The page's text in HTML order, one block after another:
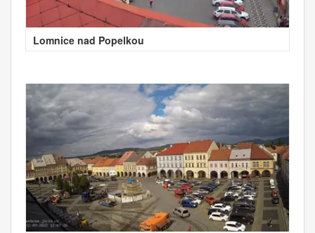
Lomnice nad Popelkou